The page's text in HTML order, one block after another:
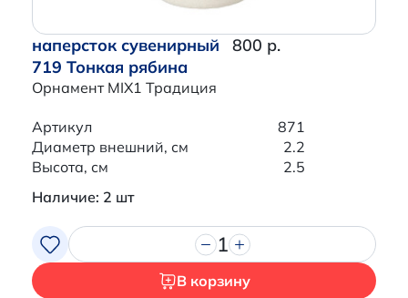
наперсток сувенирный
719 Тонкая рябина
Орнамент MIX1 Традиция
800 р.
Артикул
871
Диаметр внешний, см
2.2
Высота, см
2.5
Наличие: 2 шт
1
В корзину